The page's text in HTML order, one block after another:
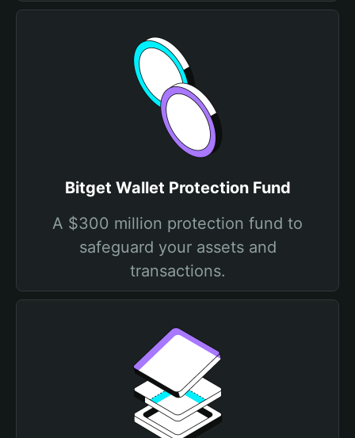
Bitget Wallet Protection Fund
A $300 million protection fund to
safeguard your assets and
transactions.